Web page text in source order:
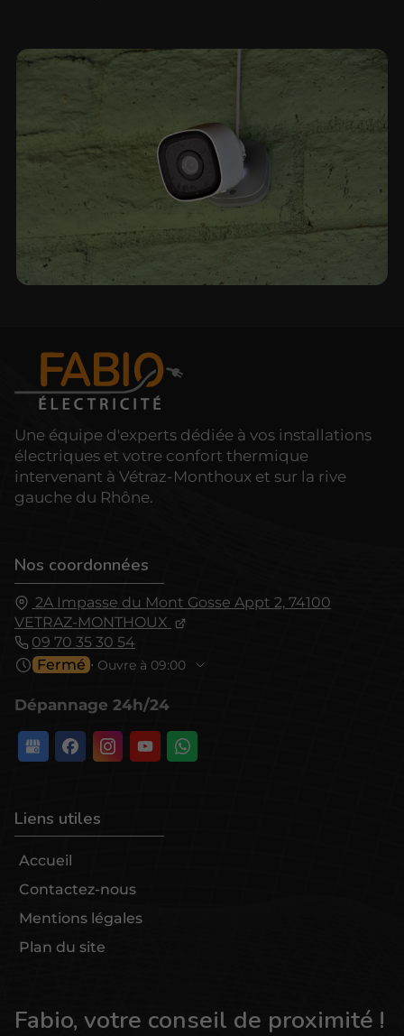
Une équipe d'experts dédiée à vos installations
électriques et votre confort thermique
intervenant à Vétraz-Monthoux et sur la rive
gauche du Rhône.
Nos coordonnées
2A Impasse du Mont Gosse Appt 2, 74100
VETRAZ-MONTHOUX
09 70 35 30 54
Fermé ⋅ Ouvre à 09:00
Dépannage 24h/24
Liens utiles
Accueil
Contactez-nous
Mentions légales
Plan du site
Fabio, votre conseil de proximité !